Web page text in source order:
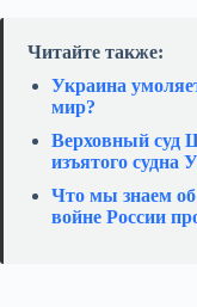
Читайте также:
Украина
мир?
Верховный суд
изъятого судна
Что мы знаем об
войне России